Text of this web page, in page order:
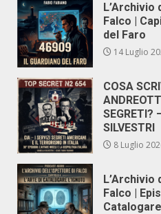
L’Archivio
Falco |
del Faro
14 Luglio
COSA
SEGRETI?
SILVESTRI
8 Luglio
L’Archivio
Falco |